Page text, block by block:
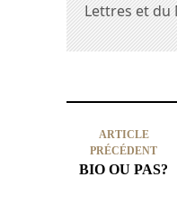
Lettres et du
ARTICLE
PRÉCÉDENT
BIO OU PAS?